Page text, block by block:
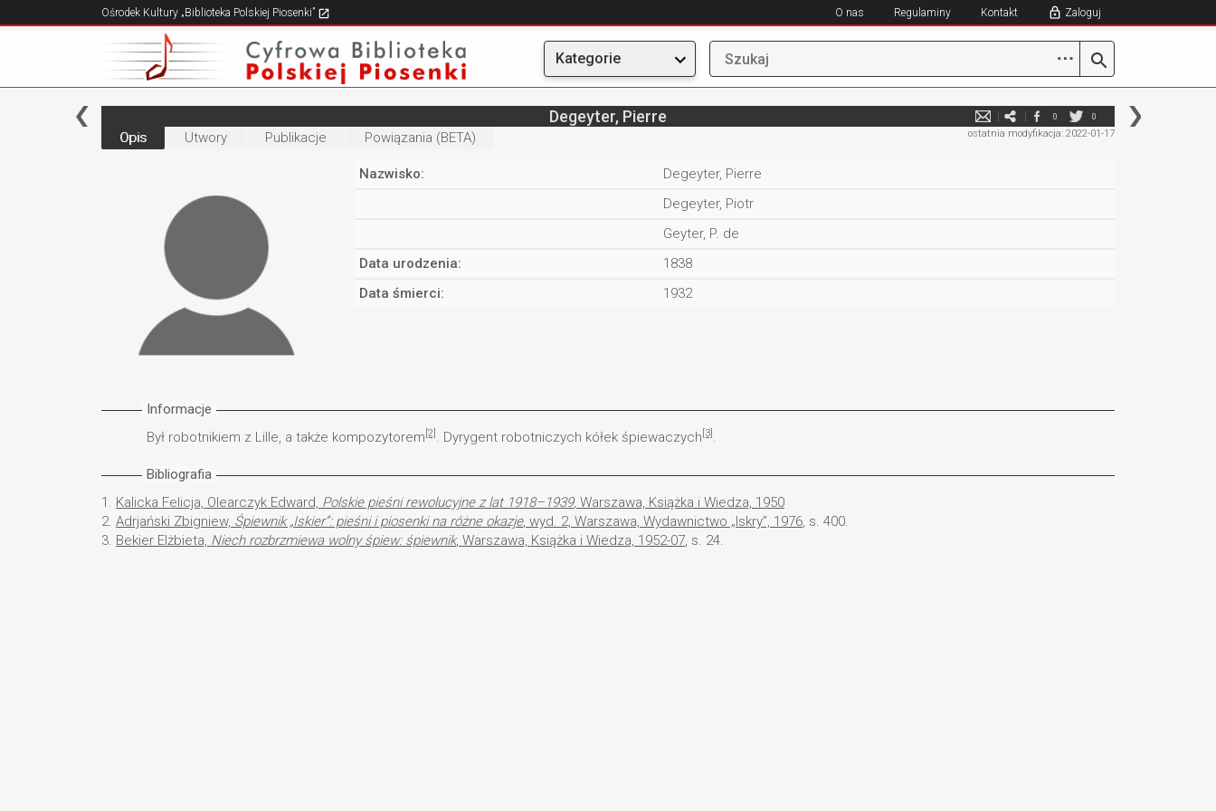
Ośrodek Kultury „Biblioteka Polskiej Piosenki” O nas Regulaminy Kontakt Zaloguj
Kategorie ⋯
Degeyter, Pierre 0 0
ostatnia modyfikacja: 2022-01-17
Opis Utwory Publikacje Powiązania (BETA)
Nazwisko:
Degeyter, Pierre
Degeyter, Piotr
Geyter, P. de
Data urodzenia:
1838
Data śmierci:
1932
Informacje
Był robotnikiem z Lille, a także kompozytorem [2] . Dyrygent robotniczych kółek śpiewaczych [3] .
Bibliografia
1. Kalicka Felicja, Olearczyk Edward, Polskie pieśni rewolucyjne z lat 1918–1939, Warszawa, Książka i Wiedza, 1950
2. Adrjański Zbigniew, Śpiewnik „Iskier”: pieśni i piosenki na różne okazje, wyd. 2, Warszawa, Wydawnictwo „Iskry”, 1976, s. 400.
3. Bekier Elżbieta, Niech rozbrzmiewa wolny śpiew: śpiewnik, Warszawa, Książka i Wiedza, 1952-07, s. 24.